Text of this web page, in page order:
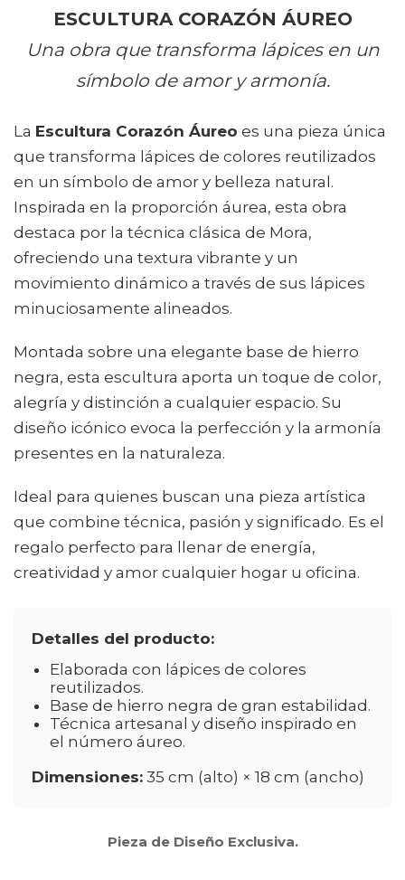
ESCULTURA CORAZÓN ÁUREO
Una obra que transforma lápices en un
símbolo de amor y armonía.
La Escultura Corazón Áureo es una pieza única
que transforma lápices de colores reutilizados
en un símbolo de amor y belleza natural.
Inspirada en la proporción áurea, esta obra
destaca por la técnica clásica de Mora,
ofreciendo una textura vibrante y un
movimiento dinámico a través de sus lápices
minuciosamente alineados.
Montada sobre una elegante base de hierro
negra, esta escultura aporta un toque de color,
alegría y distinción a cualquier espacio. Su
diseño icónico evoca la perfección y la armonía
presentes en la naturaleza.
Ideal para quienes buscan una pieza artística
que combine técnica, pasión y significado. Es el
regalo perfecto para llenar de energía,
creatividad y amor cualquier hogar u oficina.
Detalles del producto:
Elaborada con lápices de colores
reutilizados.
Base de hierro negra de gran estabilidad.
Técnica artesanal y diseño inspirado en
el número áureo.
Dimensiones: 35 cm (alto) × 18 cm (ancho)
Pieza de Diseño Exclusiva.